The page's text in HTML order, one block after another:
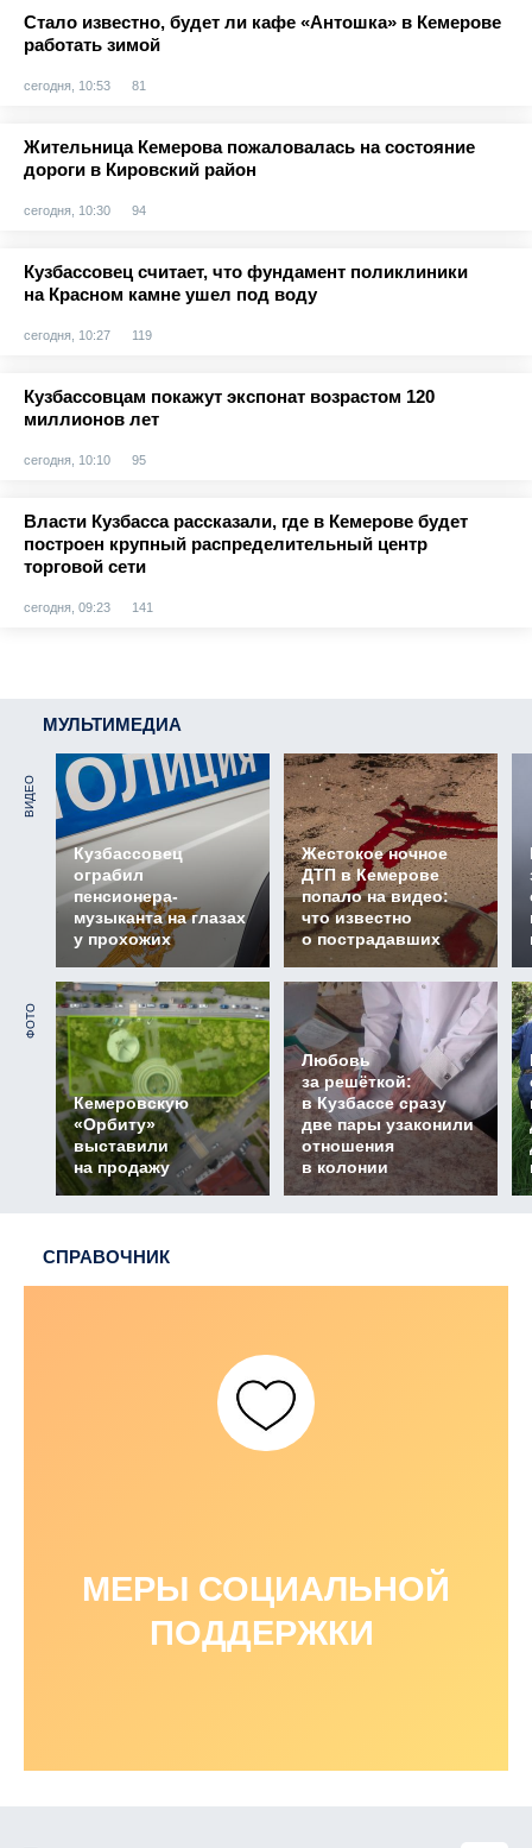
Стало известно, будет ли кафе «Антошка» в Кемерове
работать зимой
сегодня, 10:53 81
Жительница Кемерова пожаловалась на состояние
дороги в Кировский район
сегодня, 10:30 94
Кузбассовец считает, что фундамент поликлиники
на Красном камне ушел под воду
сегодня, 10:27 119
Кузбассовцам покажут экспонат возрастом 120
миллионов лет
сегодня, 10:10 95
Власти Кузбасса рассказали, где в Кемерове будет
построен крупный распределительный центр
торговой сети
сегодня, 09:23 141
МУЛЬТИМЕДИА
ВИДЕО
Кузбассовец
ограбил
пенсионера-
музыканта на глазах
у прохожих
Жестокое ночное
ДТП в Кемерове
попало на видео:
что известно
о пострадавших
ФОТО
Кемеровскую
«Орбиту»
выставили
на продажу
Любовь
за решёткой:
в Кузбассе сразу
две пары узаконили
отношения
в колонии
СПРАВОЧНИК
МЕРЫ СОЦИАЛЬНОЙ
ПОДДЕРЖКИ